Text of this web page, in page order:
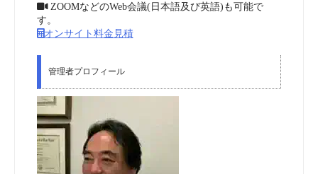
ZOOMなどのWeb会議(日本語及び英語)も可能で
す。
オンサイト料金見積
管理者プロフィール